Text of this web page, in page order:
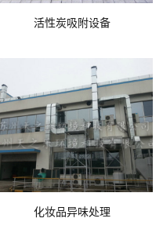
活性炭吸附设备
化妆品异味处理